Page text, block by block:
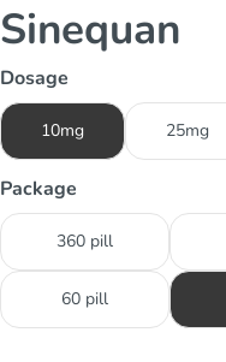
Sinequan
Dosage
10mg 25mg
Package
360 pill
60 pill